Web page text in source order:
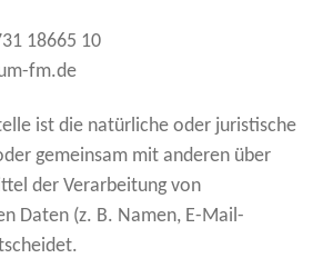
18665 10
fm.de
ist die natürliche oder juristische
gemeinsam mit anderen über
der Verarbeitung von
Daten (z. B. Namen, E-Mail-